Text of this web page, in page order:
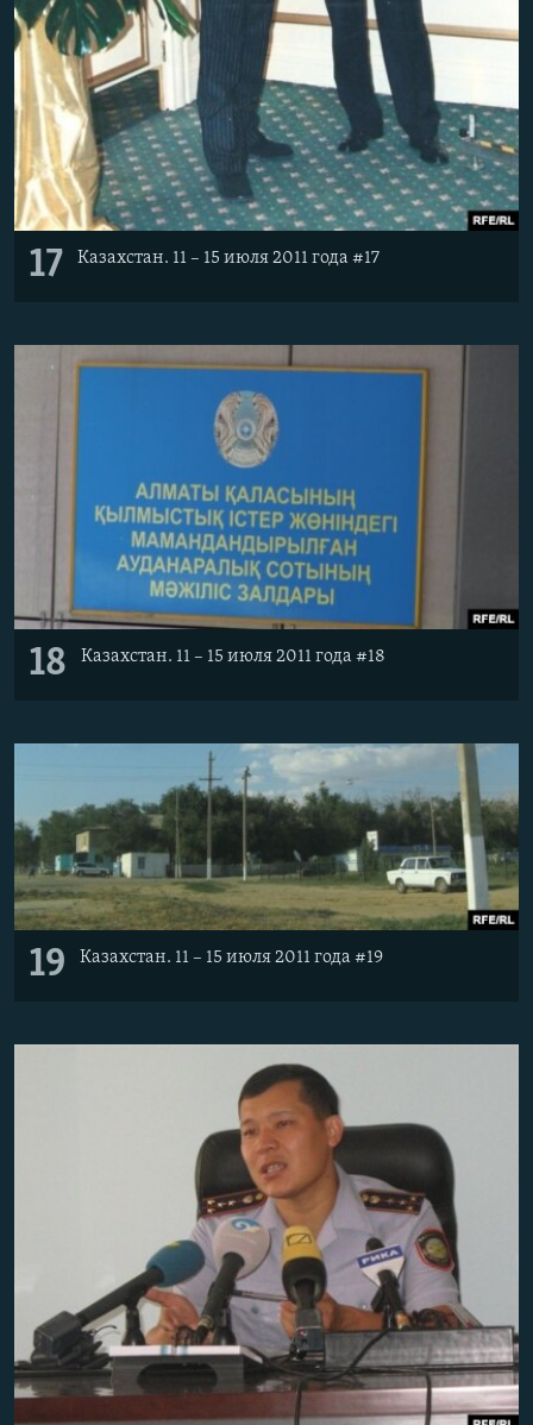
17 Казахстан. 11 – 15 июля 2011 года #17
18 Казахстан. 11 – 15 июля 2011 года #18
19 Казахстан. 11 – 15 июля 2011 года #19